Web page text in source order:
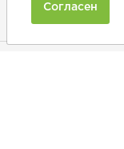
Согласен